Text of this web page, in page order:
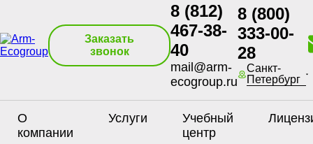
Заказать
звонок
8 (812)
467-38-
40
mail@arm-
ecogroup.ru
8 (800)
333-00-
28
Санкт-
Петербург
О
компании
Услуги
Учебный
центр